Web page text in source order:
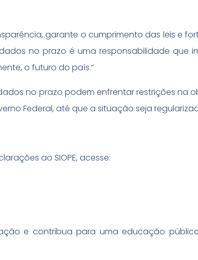
garante o cumprimento das leis e
no prazo é uma responsabilidade que
o futuro do país.”
no prazo podem enfrentar restrições na
Federal, até que a situação seja
ao SIOPE, acesse:
e contribua para uma educação